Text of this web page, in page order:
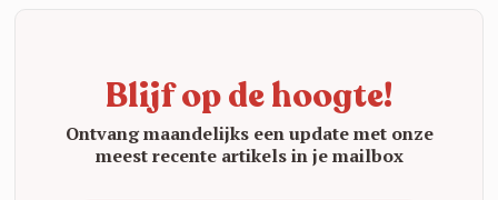
Blijf op de hoogte!
Ontvang maandelijks een update met onze
meest recente artikels in je mailbox